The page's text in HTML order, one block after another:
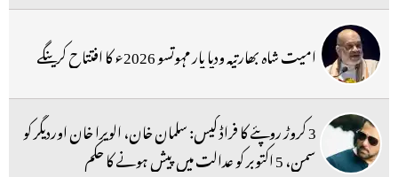
امیت شاہ بھارتیہ ودیا پار مہوتسو 2026ء کا افتتاح کرینگے
3 کروڑ روپئے کا فراڈ کیس: سلمان خان، الویرا خان اوردیگر کو
سمن، 5 اکتوبر کو عدالت میں پیش ہونے کا حکم